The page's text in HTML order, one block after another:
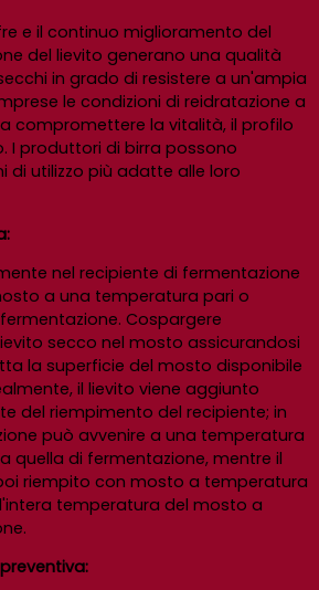
e il continuo miglioramento del
del lievito generano una qualità
in grado di resistere a un'ampia
le condizioni di reidratazione a
compromettere la vitalità, il profilo
I produttori di birra possono
di utilizzo più adatte alle loro
nel recipiente di fermentazione
a una temperatura pari o
Cospargere
secco nel mosto assicurandosi
la superficie del mosto disponibile
il lievito viene aggiunto
del riempimento del recipiente; in
può avvenire a una temperatura
quella di fermentazione, mentre il
riempito con mosto a temperatura
temperatura del mosto a